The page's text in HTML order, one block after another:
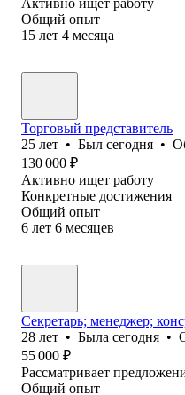
Общий опыт
15 лет 4 месяца
Торговый представитель
25 лет • Был сегодня •
130 000 ₽
Активно ищет работу
Конкретные достижения
Общий опыт
6 лет 6 месяцев
Секретарь; менеджер;
28 лет • Была сегодня •
55 000 ₽
Рассматривает
Общий опыт